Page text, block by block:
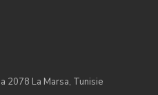
2078 La Marsa, Tunisie